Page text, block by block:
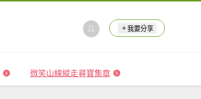
我要分享
微笑山線縱走尋寶集章